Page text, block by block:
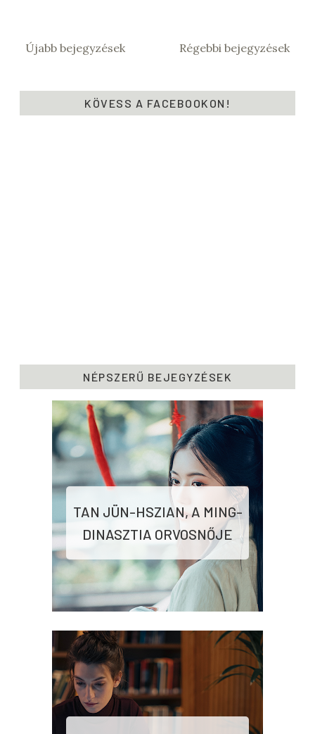
Újabb bejegyzések Régebbi bejegyzések
KÖVESS A FACEBOOKON!
NÉPSZERŰ BEJEGYZÉSEK
TAN JÜN-HSZIAN, A MING-
DINASZTIA ORVOSNŐJE